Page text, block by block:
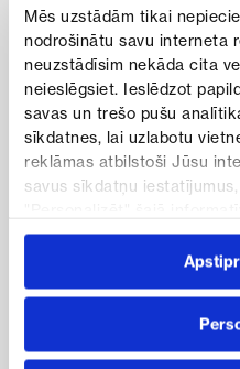
Mēs uzstādām tikai
nodrošinātu savu interneta
neuzstādīsim nekāda cita
neieslēgsiet. Ieslēdzot
savas un trešo pušu
sīkdatnes, lai uzlabotu
reklāmas atbilstoši Jūsu
savus sīkdatņu
politika". Vairāk
šajā informatīvajā banerī
CUPRA
Formentor VZ
4WD
Benzīns Automāts
Testa brauciens